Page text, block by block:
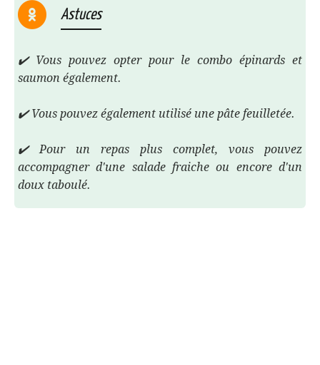
Astuces
✔️ Vous pouvez opter pour le combo épinards et
saumon également.
✔️ Vous pouvez également utilisé une pâte feuilletée.
✔️ Pour un repas plus complet, vous pouvez
accompagner d'une salade fraiche ou encore d'un
doux taboulé.